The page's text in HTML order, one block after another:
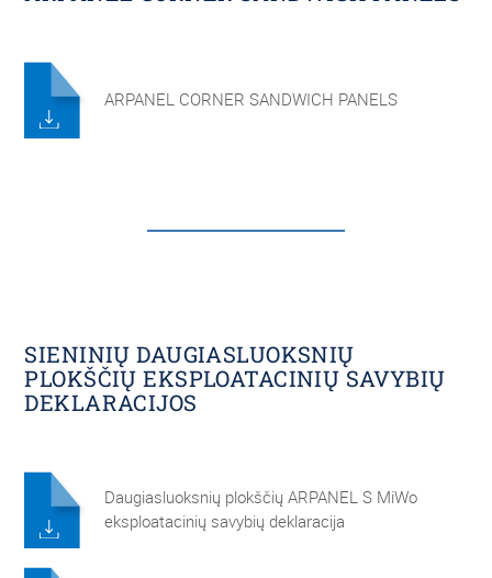
ARPANEL CORNER SANDWICH PANELS
SIENINIŲ DAUGIASLUOKSNIŲ
PLOKŠČIŲ EKSPLOATACINIŲ SAVYBIŲ
DEKLARACIJOS
Daugiasluoksnių plokščių ARPANEL S MiWo
eksploatacinių savybių deklaracija